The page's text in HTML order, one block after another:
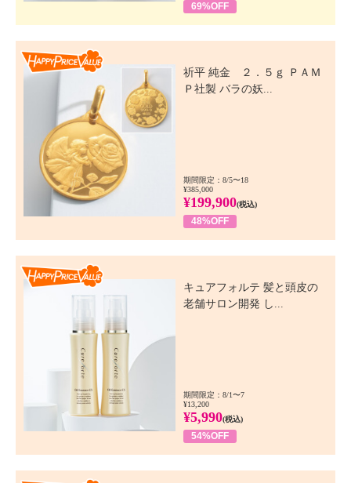
69%OFF
祈平 純金 ２．５ｇ ＰＡＭ
Ｐ社製 バラの妖...
期間限定：8/5〜18
¥385,000
¥199,900(税込)
48%OFF
キュアフォルテ 髪と頭皮の
老舗サロン開発 し...
期間限定：8/1〜7
¥13,200
¥5,990(税込)
54%OFF